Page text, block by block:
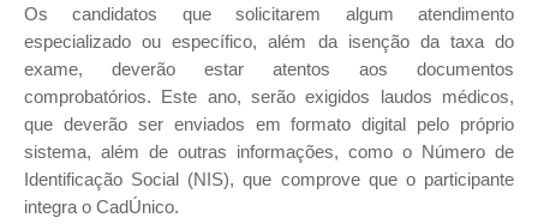
Os candidatos que solicitarem algum atendimento
especializado ou específico, além da isenção da taxa do
exame, deverão estar atentos aos documentos
comprobatórios. Este ano, serão exigidos laudos médicos,
que deverão ser enviados em formato digital pelo próprio
sistema, além de outras informações, como o Número de
Identificação Social (NIS), que comprove que o participante
integra o CadÚnico.